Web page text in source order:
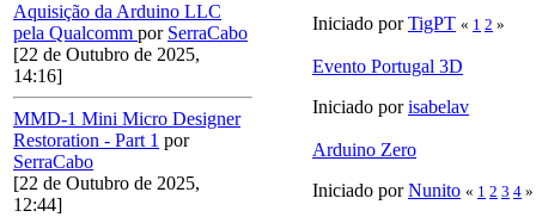
Aquisição da Arduino LLC
pela Qualcomm por SerraCabo
[22 de Outubro de 2025,
14:16]
MMD-1 Mini Micro Designer
Restoration - Part 1 por
SerraCabo
[22 de Outubro de 2025,
12:44]
Iniciado porTigPT « 1 2 »
Evento Portugal 3D
Iniciado porisabelav
Arduino Zero
Iniciado porNunito « 1 2 3 4 »